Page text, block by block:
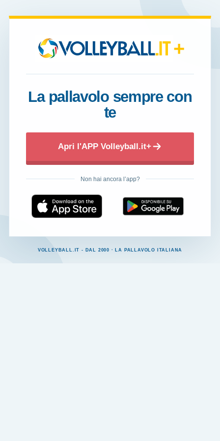
+
La pallavolo sempre con
te
Apri l'APP Volleyball.it+
Non hai ancora l’app?
VOLLEYBALL.IT - DAL 2000 · LA PALLAVOLO ITALIANA